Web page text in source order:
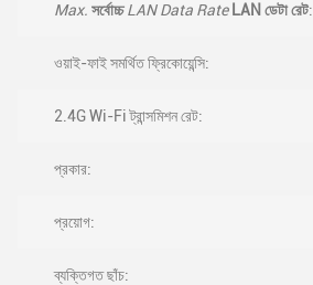
Max. সর্বোচ্চ LAN Data Rate LAN ডেটা রেট:
ওয়াই-ফাই সমর্থিত ফ্রিকোয়েন্সি:
2.4G Wi-Fi ট্রান্সমিশন রেট:
প্রকার:
প্রয়োগ:
ব্যক্তিগত ছাঁচ: